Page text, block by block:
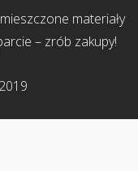
materiały
– zrób zakupy!